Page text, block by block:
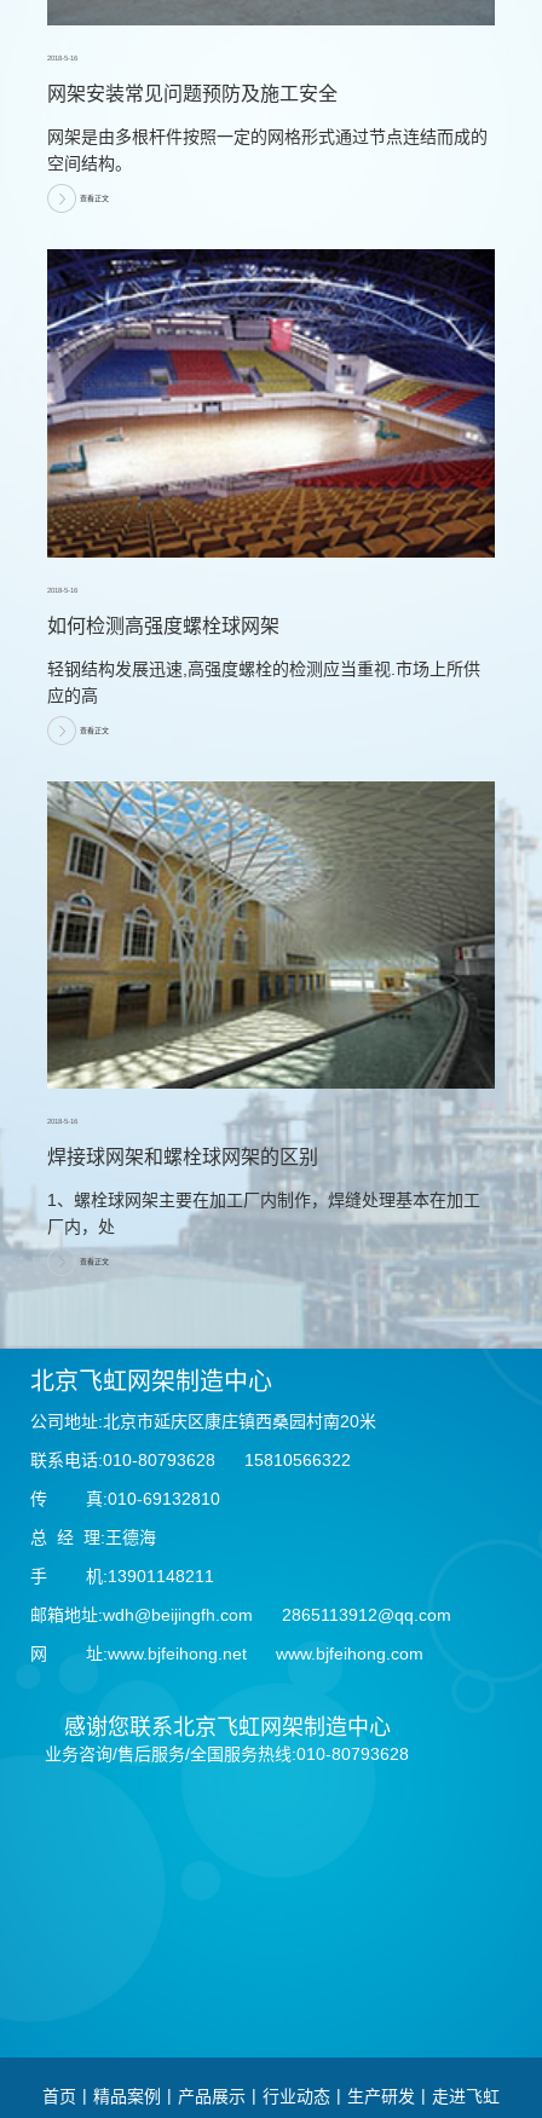
2018-5-16
网架安装常见问题预防及施工安全
网架是由多根杆件按照一定的网格形式通过节点连结而成的
空间结构。
查看正文
2018-5-16
如何检测高强度螺栓球网架
轻钢结构发展迅速,高强度螺栓的检测应当重视.市场上所供
应的高
查看正文
2018-5-16
焊接球网架和螺栓球网架的区别
1、螺栓球网架主要在加工厂内制作，焊缝处理基本在加工
厂内，处
查看正文
北京飞虹网架制造中心
公司地址:北京市延庆区康庄镇西桑园村南20米
联系电话:010-80793628 15810566322
传 真:010-69132810
总 经 理:王德海
手 机:13901148211
邮箱地址:wdh@beijingfh.com 2865113912@qq.com
网 址:www.bjfeihong.net www.bjfeihong.com
感谢您联系北京飞虹网架制造中心
业务咨询/售后服务/全国服务热线:010-80793628
首页 | 精品案例 | 产品展示 | 行业动态 | 生产研发 | 走进飞虹